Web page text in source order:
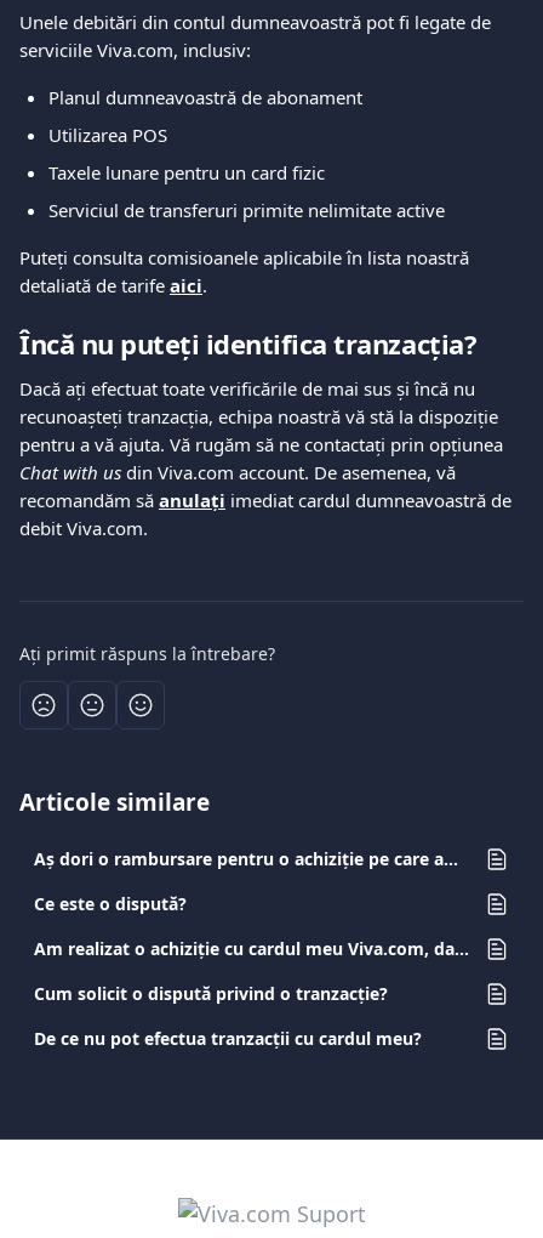
Unele debitări din contul dumneavoastră pot fi legate de
serviciile Viva.com, inclusiv:
Planul dumneavoastră de abonament
Utilizarea POS
Taxele lunare pentru un card fizic
Serviciul de transferuri primite nelimitate active
Puteți consulta comisioanele aplicabile în lista noastră
detaliată de tarife aici.
Încă nu puteți identifica tranzacția?
Dacă ați efectuat toate verificările de mai sus și încă nu
recunoașteți tranzacția, echipa noastră vă stă la dispoziție
pentru a vă ajuta. Vă rugăm să ne contactați prin opțiunea
Chat with us din Viva.com account. De asemenea, vă
recomandăm să anulați imediat cardul dumneavoastră de
debit Viva.com.
Ați primit răspuns la întrebare?
Articole similare
Aș dori o rambursare pentru o achiziție pe care am făcut-o. Ce ar trebui să fac?
Ce este o dispută?
Am realizat o achiziție cu cardul meu Viva.com, dar nu am primit produsul/serviciul. Ce ar trebui să fac?
Cum solicit o dispută privind o tranzacție?
De ce nu pot efectua tranzacții cu cardul meu?